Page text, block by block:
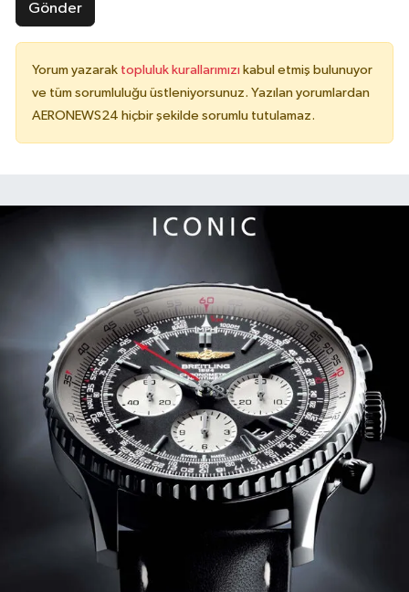
Gönder
Yorum yazarak topluluk kurallarımızı kabul etmiş bulunuyor
ve tüm sorumluluğu üstleniyorsunuz. Yazılan yorumlardan
AERONEWS24 hiçbir şekilde sorumlu tutulamaz.